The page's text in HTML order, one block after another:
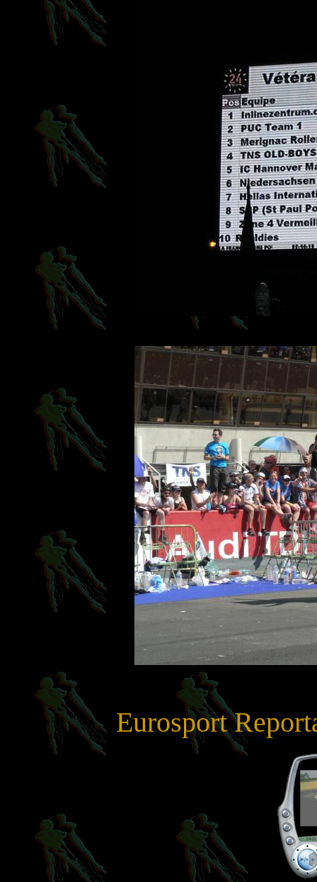
Eurosport